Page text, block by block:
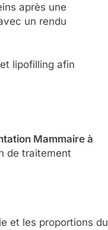
après une
un rendu
lipofilling afin
Mammaire à
de traitement
et les proportions du